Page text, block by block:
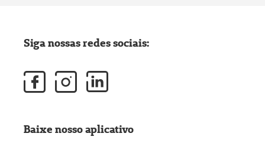
Siga nossas redes sociais:
Baixe nosso aplicativo